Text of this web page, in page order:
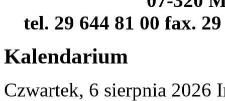
tel. 29 644 81 00 fax.
Kalendarium
Czwartek, 6 sierpnia 2026